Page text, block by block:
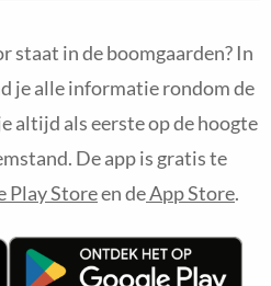
staat in de boomgaarden? In
je alle informatie rondom de
altijd als eerste op de hoogte
De app is gratis te
Play Storeen deApp Store.